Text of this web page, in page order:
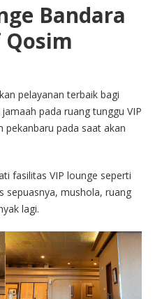
Bandara
pelayanan terbaik bagi
pada ruang tunggu VIP
pekanbaru pada saat akan
fasilitas VIP lounge seperti
sepuasnya, mushola, ruang
lagi.